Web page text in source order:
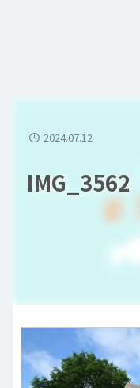
IMG_3562
2024.07.12